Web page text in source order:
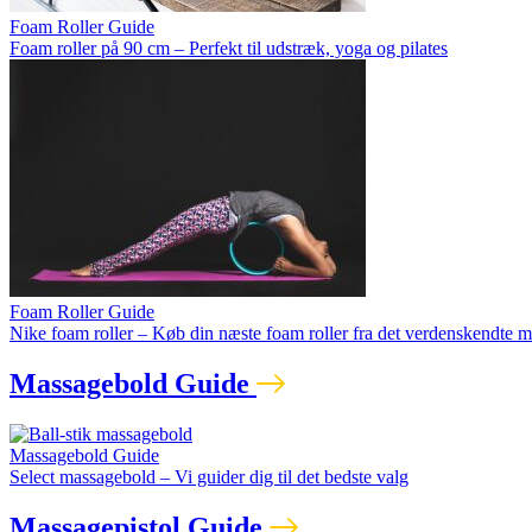
Foam Roller Guide
Foam roller på 90 cm – Perfekt til udstræk, yoga og pilates
Foam Roller Guide
Nike foam roller – Køb din næste foam roller fra det verdenskendte
Massagebold Guide
Massagebold Guide
Select massagebold – Vi guider dig til det bedste valg